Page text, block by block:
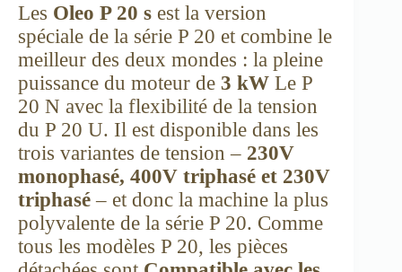
Les Oleo P 20 s est la version
spéciale de la série P 20 et combine le
meilleur des deux mondes : la pleine
puissance du moteur de 3 kW Le P
20 N avec la flexibilité de la tension
du P 20 U. Il est disponible dans les
trois variantes de tension – 230V
monophasé, 400V triphasé et 230V
triphasé – et donc la machine la plus
polyvalente de la série P 20. Comme
tous les modèles P 20, les pièces